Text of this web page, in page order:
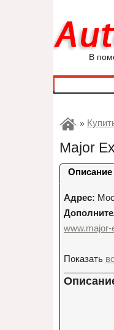
В
»
Major
Описание
Адрес:
www.major-
Показать